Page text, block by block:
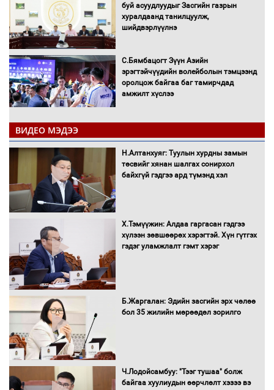
буй асуудлуудыг Засгийн газрын
хуралдаанд танилцуулж,
шийдвэрлүүлнэ
С.Бямбацогт Зүүн Азийн
эрэгтэйчүүдийн волейболын тэмцээнд
оролцож байгаа баг тамирчдад
амжилт хүслээ
Автобензин, дизель түлшний онцгой
албан татварыг тэглэлээ
Санхүүгийн хэмнэлтийн горимд эрүүл
мэндийн салбар хамаарахгүй
Нөөцийн махны худалдаа,
борлуулалтыг нээлттэй ил тод
Монгол Улс “COP17”-д “Тал хээрийн
төлөвлөгөө”-гөө танилцуулна
ВИДЕО МЭДЭЭ
Н.Алтанхуяг: Туулын хурдны замын
төсвийг хянан шалгах сонирхол
байхгүй гэдгээ ард түмэнд хэл
Х.Тэмүүжин: Алдаа гаргасан гэдгээ
хүлээн зөвшөөрөх хэрэгтэй. Хүн гүтгэх
гэдэг уламжлалт гэмт хэрэг
Б.Жаргалан: Эдийн засгийн эрх чөлөө
бол 35 жилийн мөрөөдөл зорилго
Ч.Лодойсамбуу: "Тээг тушаа" болж
байгаа хуулиудын өөрчлөлт хэзээ вэ